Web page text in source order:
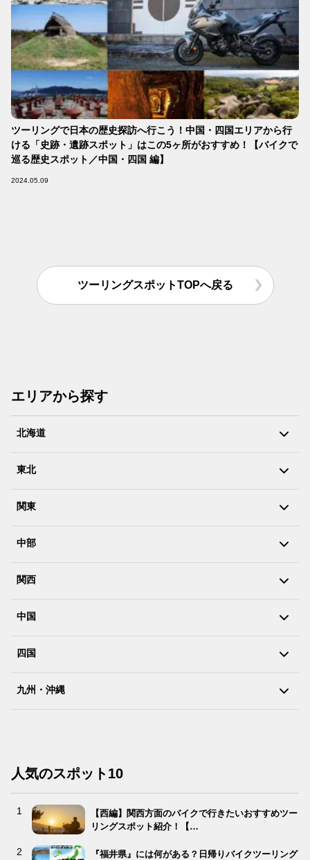
ツーリングで日本の歴史探訪へ行こう！中国・四国エリアから行
ける「史跡・遺跡スポット」はこの5ヶ所がおすすめ！【バイクで
巡る歴史スポット／中国・四国 編】
2024.05.09
ツーリングスポットTOPへ戻る
エリアから探す
北海道
東北
関東
中部
関西
中国
四国
九州・沖縄
人気のスポット10
【西編】関西方面のバイクで行きたいおすすめツー
リングスポット紹介！【…
『福井県』には何がある？日帰りバイクツーリング